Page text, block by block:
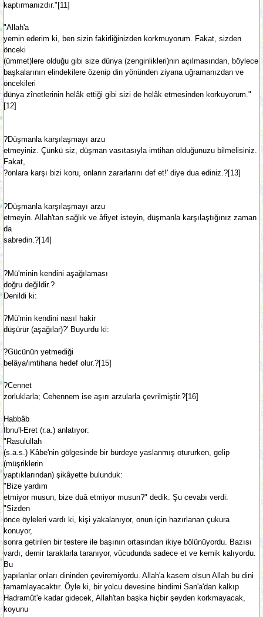
kaptırmanızdır."[11]
"Allah'a
yemin ederim ki, ben sizin fakirliğinizden korkmuyorum. Fakat, sizden
önceki
(ümmet)lere olduğu gibi size dünya (zenginlikleri)nin açılmasından, böylece
başkalarının elindekilere özenip din yönünden ziyana uğramanızdan ve
öncekileri
dünya zînetlerinin helâk ettiği gibi sizi de helâk etmesinden korkuyorum."
[12]
?Düşmanla karşılaşmayı arzu
etmeyiniz. Çünkü siz, düşman vasıtasıyla imtihan olduğunuzu bilmelisiniz.
Fakat,
?onlara karşı bizi koru, onların zararlarını def et!' diye dua ediniz.?[13]
?Düşmanla karşılaşmayı arzu
etmeyin. Allah'tan sağlık ve âfiyet isteyin, düşmanla karşılaştığınız zaman
da
sabredin.?[14]
?Mü'minin kendini aşağılaması
doğru değildir.?
Denildi ki:
?Mü'min kendini nasıl hakir
düşürür (aşağılar)?' Buyurdu ki:
?Gücünün yetmediği
belâya/imtihana hedef olur.?[15]
?Cennet
zorluklarla; Cehennem ise aşırı arzularla çevrilmiştir.?[16]
Habbâb
İbnu'l-Eret (r.a.) anlatıyor:
"Rasulullah
(s.a.s.) Kâbe'nin gölgesinde bir bürdeye yaslanmış otururken, gelip
(müşriklerin
yaptıklarından) şikâyette bulunduk:
"Bize yardım
etmiyor musun, bize duâ etmiyor musun?" dedik. Şu cevabı verdi:
"Sizden
önce öyleleri vardı ki, kişi yakalanıyor, onun için hazırlanan çukura
konuyor,
sonra getirilen bir testere ile başının ortasından ikiye bölünüyordu. Bazısı
vardı, demir taraklarla taranıyor, vücudunda sadece et ve kemik kalıyordu.
Bu
yapılanlar onları dininden çeviremiyordu. Allah'a kasem olsun Allah bu dini
tamamlayacaktır. Öyle ki, bir yolcu devesine bindimi San'a'dan kalkıp
Hadramût'e kadar gidecek, Allah'tan başka hiçbir şeyden korkmayacak,
koyunu